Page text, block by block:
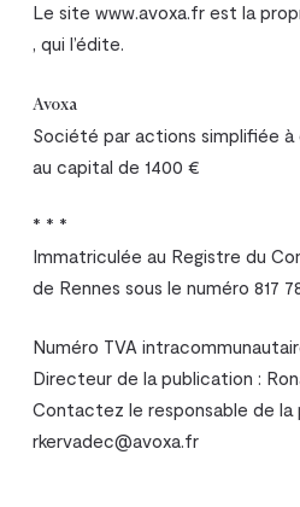
Le site www.avoxa.fr est la
, qui l’édite.
Avoxa
Société par actions simplifiée à
au capital de 1400 €
* * *
Immatriculée au Registre du
de Rennes sous le numéro 817
Numéro TVA
Directeur de la publication :
Contactez le responsable de la
rkervadec@avoxa.fr